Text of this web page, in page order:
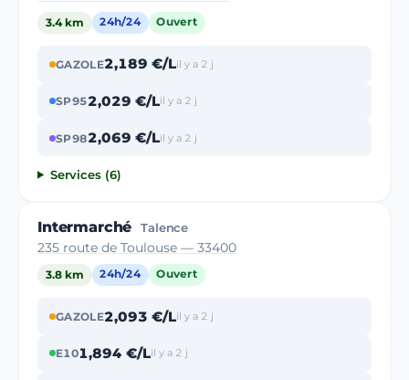
3.4 km 24h/24 Ouvert
GAZOLE2,189 €/Lil y a 2 j
SP952,029 €/Lil y a 2 j
SP982,069 €/Lil y a 2 j
Services (6)
Intermarché Talence
235 route de Toulouse — 33400
3.8 km 24h/24 Ouvert
GAZOLE2,093 €/Lil y a 2 j
E101,894 €/Lil y a 2 j